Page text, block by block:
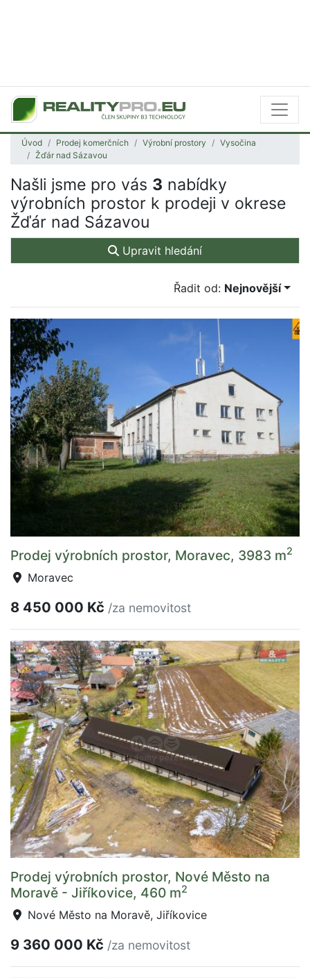
Úvod Prodej komerčních Výrobní prostory
Vysočina
Žďár nad Sázavou
Našli jsme pro vás 3 nabídky
výrobních prostor k prodeji v okrese
Žďár nad Sázavou
Upravit hledání
Řadit od: Nejnovější
Prodej výrobních prostor, Moravec, 3983 m2
Moravec
8 450 000 Kč /za nemovitost
Prodej výrobních prostor, Nové Město na
Moravě - Jiříkovice, 460 m2
Nové Město na Moravě, Jiříkovice
9 360 000 Kč /za nemovitost